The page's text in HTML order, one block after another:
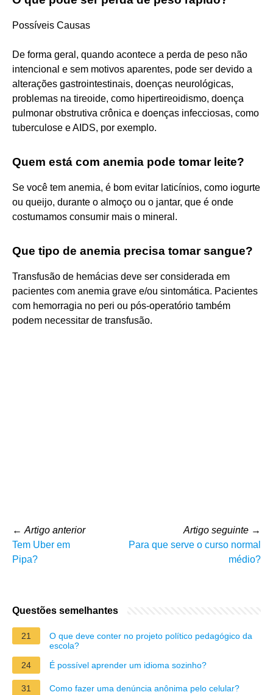
Possíveis Causas
De forma geral, quando acontece a perda de peso não
intencional e sem motivos aparentes, pode ser devido a
alterações gastrointestinais, doenças neurológicas,
problemas na tireoide, como hipertireoidismo, doença
pulmonar obstrutiva crônica e doenças infecciosas, como
tuberculose e AIDS, por exemplo.
Quem está com anemia pode tomar leite?
Se você tem anemia, é bom evitar laticínios, como iogurte
ou queijo, durante o almoço ou o jantar, que é onde
costumamos consumir mais o mineral.
Que tipo de anemia precisa tomar sangue?
Transfusão de hemácias deve ser considerada em
pacientes com anemia grave e/ou sintomática. Pacientes
com hemorragia no peri ou pós-operatório também
podem necessitar de transfusão.
← Artigo anterior
Tem Uber em
Pipa?
Artigo seguinte →
Para que serve o curso normal
médio?
Questões semelhantes
21
O que deve conter no projeto político pedagógico da
escola?
24
É possível aprender um idioma sozinho?
31 Como fazer uma denúncia anônima pelo celular?